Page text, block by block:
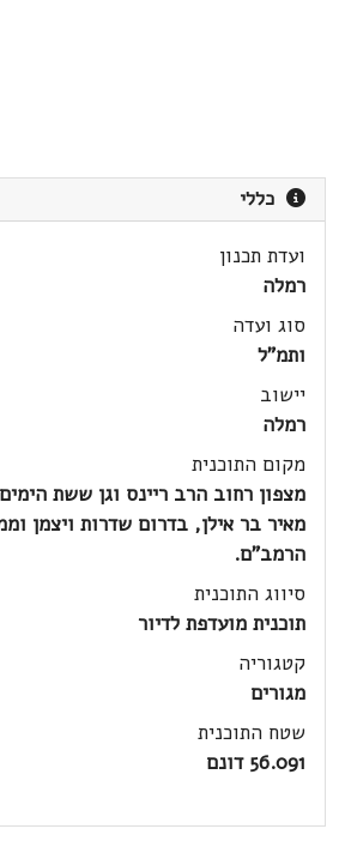
כללי
ועדת תכנון
רמלה
סוג ועדה
ותמ"ל
יישוב
רמלה
מקום התוכנית
מצפון רחוב הרב ריינס וגן ששת
מאיר בר אילן, בדרום שדרות ויצמן
הרמב"ם.
סיווג התוכנית
תוכנית מועדפת לדיור
קטגוריה
מגורים
שטח התוכנית
56.091 דונם